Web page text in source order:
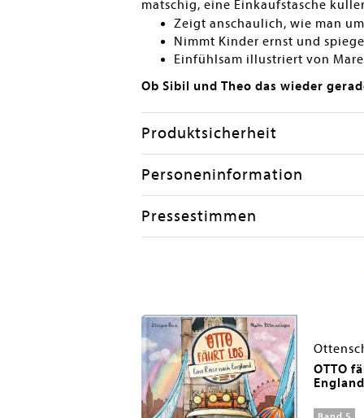
matschig, eine Einkaufstasche
Zeigt anschaulich, wie man
Nimmt Kinder ernst und
Einfühlsam illustriert von
Ob Sibil und Theo das wieder
Produktsicherheit
Personeninformation
Pressestimmen
OTTO
England